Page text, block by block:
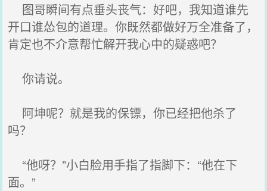
图哥瞬间有点垂头丧气：好吧，我知道谁先
开口谁怂包的道理。你既然都做好万全准备了，
肯定也不介意帮忙解开我心中的疑惑吧？
你请说。
阿坤呢？就是我的保镖，你已经把他杀了
吗？
“他呀？”小白脸用手指了指脚下：“他在下
面。”